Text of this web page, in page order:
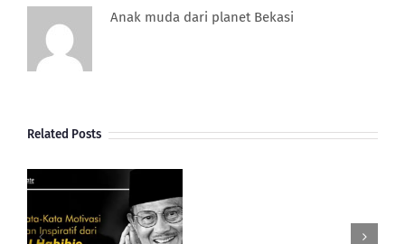
Anak muda dari planet Bekasi
Related Posts